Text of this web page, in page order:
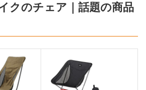
クのチェア｜話題の商品